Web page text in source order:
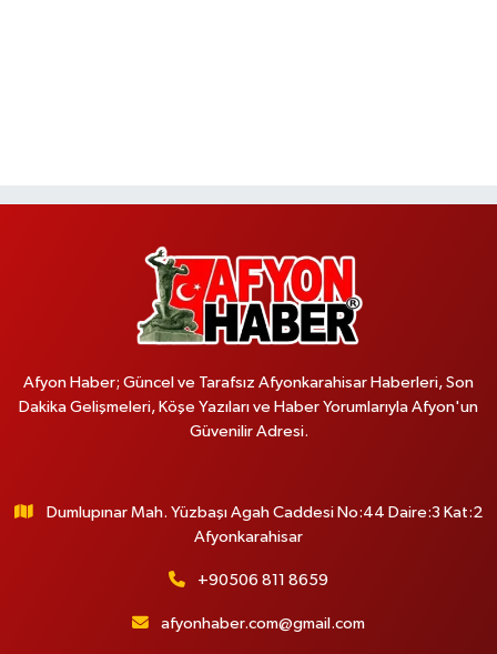
Afyon Haber; Güncel ve Tarafsız Afyonkarahisar Haberleri, Son
Dakika Gelişmeleri, Köşe Yazıları ve Haber Yorumlarıyla Afyon'un
Güvenilir Adresi.
Dumlupınar Mah. Yüzbaşı Agah Caddesi No:44 Daire:3 Kat:2
Afyonkarahisar
+90506 811 8659
afyonhaber.com@gmail.com